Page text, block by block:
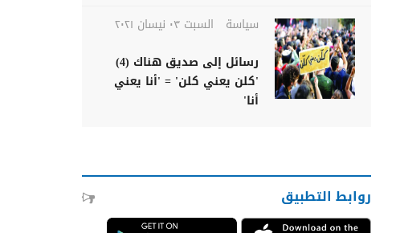
سياسة
السبت ٠٣ نيسان ٢٠٢١
رسائل إلى صديق هناك (4)
'كلن يعني كلن' = 'أنا يعني
أنا'
روابط التطبيق